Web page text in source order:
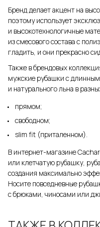
Бренд делает акцент на
поэтому использует
и высокотехнологичные
из смесового состава с
гладить, и они прекрасно
Также в брендовых
мужские рубашки с
и натурального льна в
прямом;
свободном;
slim fit (приталенном).
В интернет-магазине
или клетчатую рубашку,
создания максимально
Носите повседневные
с брюками, чиносами или